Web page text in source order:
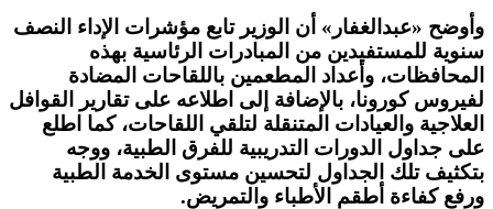
وأوضح «عبدالغفار» أن الوزير تابع مؤشرات الإداء النصف
سنوية للمستفيدين من المبادرات الرئاسية بهذه
المحافظات، وأعداد المطعمين باللقاحات المضادة
لفيروس كورونا، بالإضافة إلى اطلاعه على تقارير القوافل
العلاجية والعيادات المتنقلة لتلقي اللقاحات، كما اطلع
على جداول الدورات التدريبية للفرق الطبية، ووجه
بتكثيف تلك الجداول لتحسين مستوى الخدمة الطبية
ورفع كفاءة أطقم الأطباء والتمريض.